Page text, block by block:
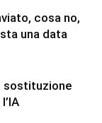
cosa no,
una data
sostituzione